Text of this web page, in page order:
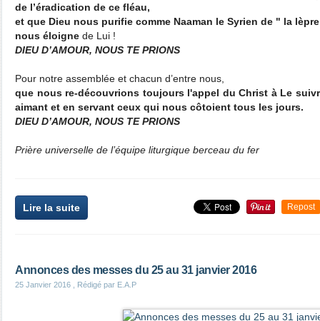
de l’éradication de ce fléau,
et que Dieu nous purifie comme Naaman le Syrien de " la
nous éloigne de Lui !
DIEU D’AMOUR, NOUS TE PRIONS
Pour notre assemblée et chacun d’entre nous,
que nous re-découvrions toujours l'appel du Christ à Le
aimant et en servant ceux qui nous côtoient tous les jours.
DIEU D’AMOUR, NOUS TE PRIONS
Prière universelle de l’équipe liturgique berceau du fer
Lire la suite Repost
Annonces des messes du 25 au 31 janvier 2016
25 Janvier 2016 , Rédigé par E.A.P